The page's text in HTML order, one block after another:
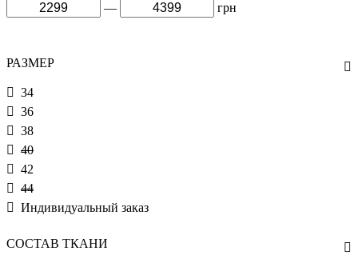
— грн
РАЗМЕР
34
36
38
40
42
44
Индивидуальный заказ
СОСТАВ ТКАНИ